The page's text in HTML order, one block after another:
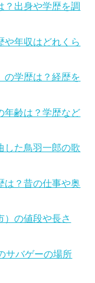
？出身や学歴を調
や年収はどれくら
の学歴は？経歴を
年齢は？学歴など
した鳥羽一郎の歌
は？昔の仕事や奥
）の値段や長さ
サバゲーの場所